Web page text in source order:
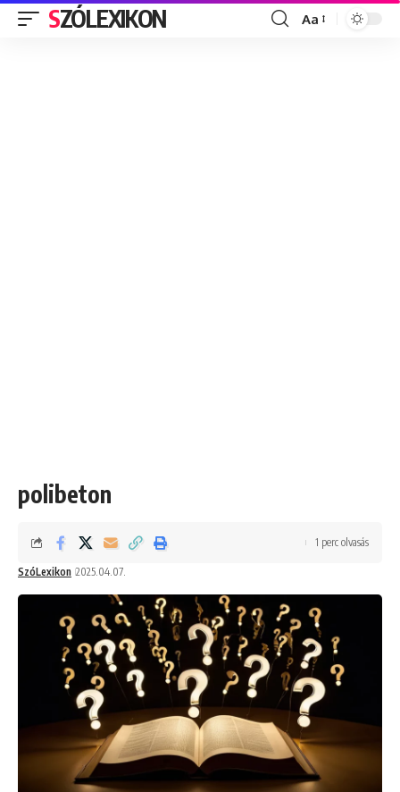
SZÓLEXIKON
Font
Aa
polibeton
SzóLexikon 2025.04.07.
1 perc olvasás